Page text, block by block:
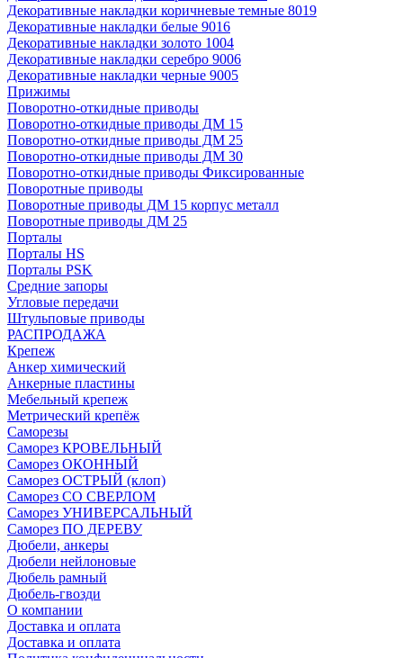
Декоративные накладки коричневые темные 8019
Декоративные накладки белые 9016
Декоративные накладки золото 1004
Декоративные накладки серебро 9006
Декоративные накладки черные 9005
Прижимы
Поворотно-откидные приводы
Поворотно-откидные приводы ДМ 15
Поворотно-откидные приводы ДМ 25
Поворотно-откидные приводы ДМ 30
Поворотно-откидные приводы Фиксированные
Поворотные приводы
Поворотные приводы ДМ 15 корпус металл
Поворотные приводы ДМ 25
Порталы
Порталы HS
Порталы PSK
Средние запоры
Угловые передачи
Штульповые приводы
РАСПРОДАЖА
Крепеж
Анкер химический
Анкерные пластины
Мебельный крепеж
Метрический крепёж
Саморезы
Саморез КРОВЕЛЬНЫЙ
Саморез ОКОННЫЙ
Саморез ОСТРЫЙ (клоп)
Саморез СО СВЕРЛОМ
Саморез УНИВЕРСАЛЬНЫЙ
Саморез ПО ДЕРЕВУ
Дюбели, анкеры
Дюбели нейлоновые
Дюбель рамный
Дюбель-гвозди
О компании
Доставка и оплата
Доставка и оплата